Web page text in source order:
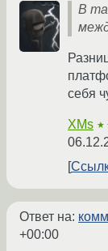
В
себя
XMs
Ответ на:
+00:00